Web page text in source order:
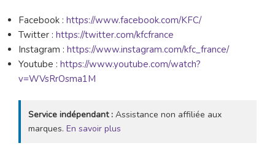
Facebook : https://www.facebook.com/KFC/
Twitter : https://twitter.com/kfcfrance
Instagram : https://www.instagram.com/kfc_france/
Youtube : https://www.youtube.com/watch?
v=WVsRrOsma1M
Service indépendant : Assistance non affiliée aux
marques. En savoir plus